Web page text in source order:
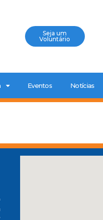
Seja um
Voluntário
Eventos Notícias